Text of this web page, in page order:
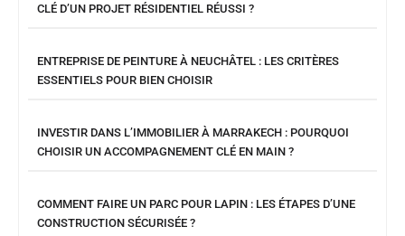
CLÉ D’UN PROJET RÉSIDENTIEL RÉUSSI ?
ENTREPRISE DE PEINTURE À NEUCHÂTEL : LES CRITÈRES
ESSENTIELS POUR BIEN CHOISIR
INVESTIR DANS L’IMMOBILIER À MARRAKECH : POURQUOI
CHOISIR UN ACCOMPAGNEMENT CLÉ EN MAIN ?
COMMENT FAIRE UN PARC POUR LAPIN : LES ÉTAPES D’UNE
CONSTRUCTION SÉCURISÉE ?